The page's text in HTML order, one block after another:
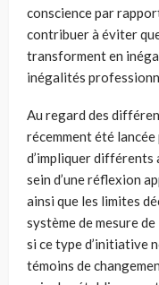
conscience par
contribuer à éviter
transforment en
inégalités
Au regard des
récemment été lancée
d’impliquer différents
sein d’une réflexion
ainsi que les limites
système de mesure de
si ce type d’initiative
témoins de